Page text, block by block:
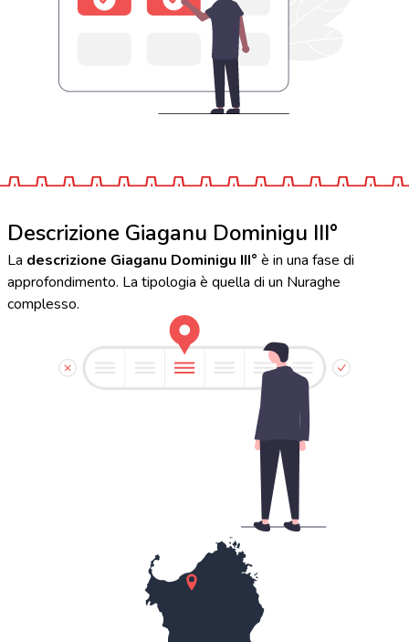
Descrizione Giaganu Dominigu III°
La descrizione Giaganu Dominigu III° è in una fase di
approfondimento. La tipologia è quella di un Nuraghe
complesso.